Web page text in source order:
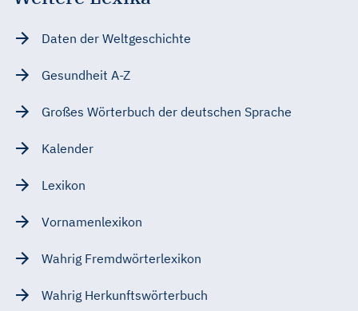
Daten der Weltgeschichte
Gesundheit A-Z
Großes Wörterbuch der deutschen Sprache
Kalender
Lexikon
Vornamenlexikon
Wahrig Fremdwörterlexikon
Wahrig Herkunftswörterbuch